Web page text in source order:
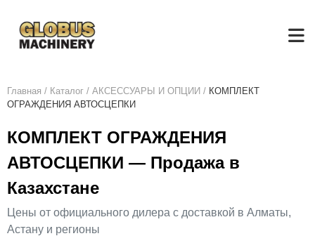
Главная / Каталог / АКСЕСCУАРЫ И ОПЦИИ / КОМПЛЕКТ
ОГРАЖДЕНИЯ АВТОСЦЕПКИ
КОМПЛЕКТ ОГРАЖДЕНИЯ
АВТОСЦЕПКИ — Продажа в
Казахстане
Цены от официального дилера с доставкой в Алматы,
Астану и регионы